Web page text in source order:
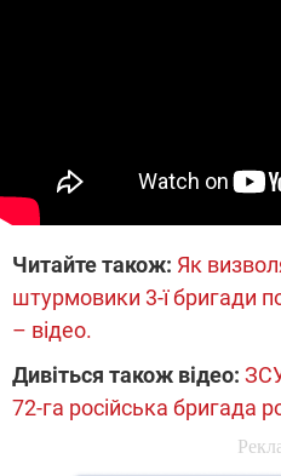
Читайте також: Як
штурмовики 3-ї бригади
– відео.
Дивіться також відео:
72-га російська бригада